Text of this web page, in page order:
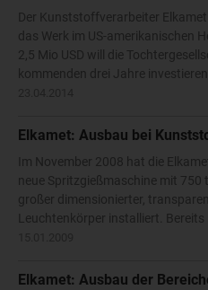
Der Kunststoffverarbeiter
das Werk im US-amerikanischen
2,5 Mio USD will die
kommenden drei Jahre
Elkamet: Ausbau bei
Im November 2008 hat die
neue Spritzgießmaschine mit
großer dimensionierter,
Leuchtenkörper installiert.
Elkamet: Ausbau der